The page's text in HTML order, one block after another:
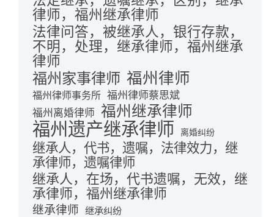
律师，福州继承律师
法律问答，被继承人，银行存款，
不明，处理，继承律师，福州继承
律师
福州家事律师 福州律师
福州律师事务所 福州律师蔡思斌
福州离婚律师 福州继承律师
福州遗产继承律师 离婚纠纷
继承人，代书，遗嘱，法律效力，继
承律师，遗嘱律师
继承人，在场，代书遗嘱，无效，继
承律师，福州继承律师
继承律师 继承纠纷